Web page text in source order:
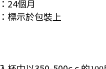
24個月
標示於包裝上